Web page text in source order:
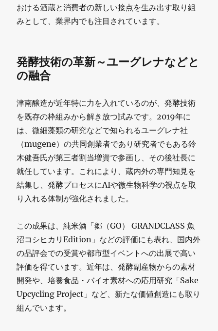
おける酒蔵と消費者の新しい接点を生み出す取り組
みとして、業界内でも注目されています。
発酵技術の革新～ユーグレナなどと
の融合
津南醸造が近年特に力を入れているのが、発酵技術
を既存の枠組みから解き放つ試みです。2019年に
は、微細藻類の研究などで知られるユーグレナ社
（mugene）の共同創業者であり研究者でもある鈴
木健吾氏が第三者割当増資で参画し、その後社長に
就任しています。これにより、蔵内外の専門知見を
結集し、発酵プロセスにAIや微生物科学の視点を取
り入れる体制が強化されました。
この成果は、純米酒「郷（GO） GRANDCLASS 魚
沼コシヒカリEdition」などの評価にも表れ、国内外
の品評会での受賞や都市型イベントへの出展で高い
評価を得ています。近年は、発酵副産物からの素材
開発や、培養食品・バイオ素材への応用研究「Sake
Upcycling Project」など、新たな価値創造にも取り
組んでいます。